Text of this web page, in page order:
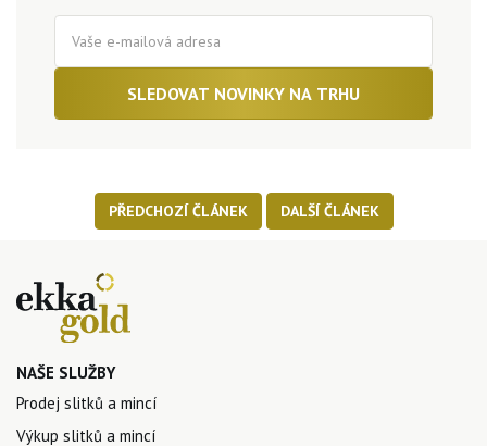
SLEDOVAT NOVINKY NA TRHU
PŘEDCHOZÍ ČLÁNEK DALŠÍ ČLÁNEK
NAŠE SLUŽBY
Prodej slitků a mincí
Výkup slitků a mincí